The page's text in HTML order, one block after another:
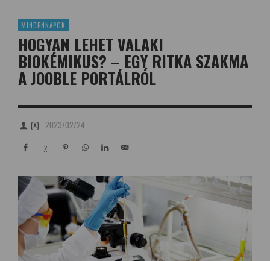
MINDENNAPOK
HOGYAN LEHET VALAKI
BIOKÉMIKUS? – EGY RITKA SZAKMA
A JOOBLE PORTÁLRÓL
(X) 2023/02/24